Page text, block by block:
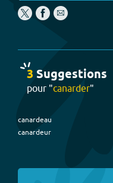
3 Suggestions
pour "canarder"
canardeau
canardeur